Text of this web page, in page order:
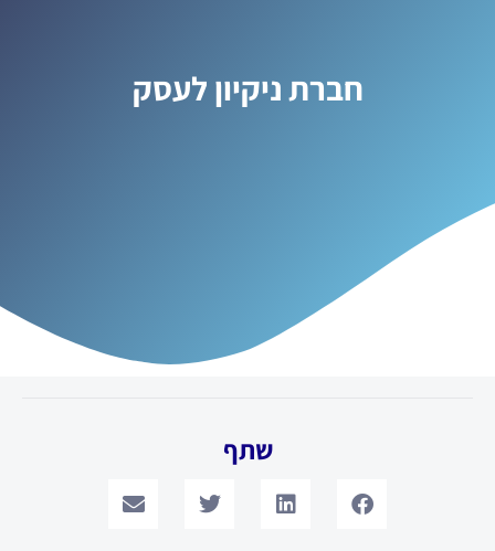
חברת ניקיון לעסק
שתף